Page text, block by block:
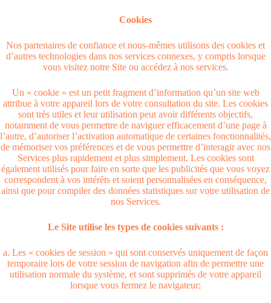
Cookies
Nos partenaires de confiance et nous-mêmes utilisons des cookies et
d’autres technologies dans nos services connexes, y compris lorsque
vous visitez notre Site ou accédez à nos services.
Un « cookie » est un petit fragment d’information qu’un site web
attribue à votre appareil lors de votre consultation du site. Les cookies
sont très utiles et leur utilisation peut avoir différents objectifs,
notamment de vous permettre de naviguer efficacement d’une page à
l’autre, d’autoriser l’activation automatique de certaines fonctionnalités,
de mémoriser vos préférences et de vous permettre d’interagir avec nos
Services plus rapidement et plus simplement. Les cookies sont
également utilisés pour faire en sorte que les publicités que vous voyez
correspondent à vos intérêts et soient personnalisées en conséquence,
ainsi que pour compiler des données statistiques sur votre utilisation de
nos Services.
Le Site utilise les types de cookies suivants :
a. Les « cookies de session » qui sont conservés uniquement de façon
temporaire lors de votre session de navigation afin de permettre une
utilisation normale du système, et sont supprimés de votre appareil
lorsque vous fermez le navigateur;